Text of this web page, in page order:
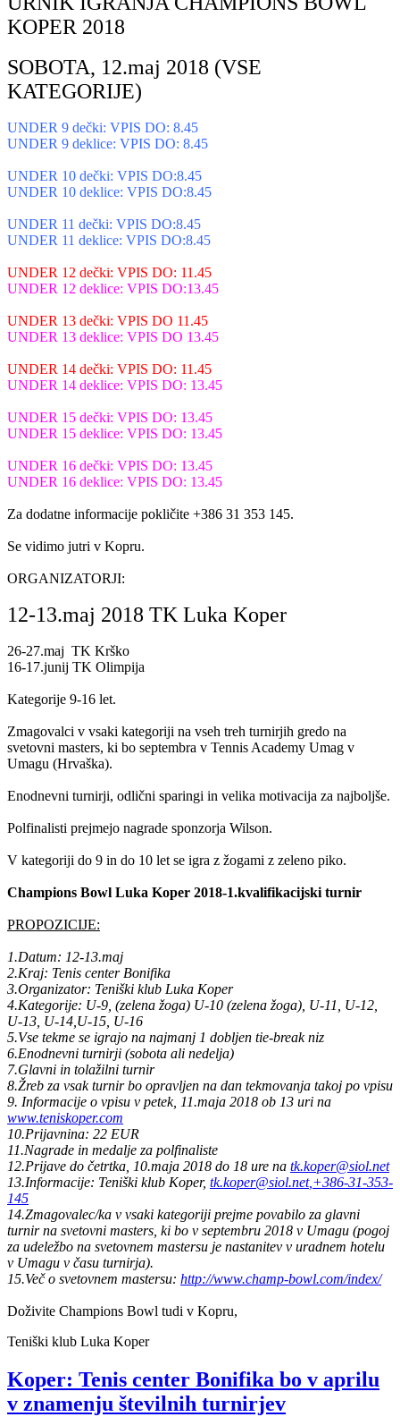
KOPER 2018
SOBOTA, 12.maj 2018 (VSE
KATEGORIJE)
UNDER 9 dečki: VPIS DO: 8.45
UNDER 9 deklice: VPIS DO: 8.45
UNDER 10 dečki: VPIS DO:8.45
UNDER 10 deklice: VPIS DO:8.45
UNDER 11 dečki: VPIS DO:8.45
UNDER 11 deklice: VPIS DO:8.45
UNDER 12 dečki: VPIS DO: 11.45
UNDER 12 deklice: VPIS DO:13.45
UNDER 13 dečki: VPIS DO 11.45
UNDER 13 deklice: VPIS DO 13.45
UNDER 14 dečki: VPIS DO: 11.45
UNDER 14 deklice: VPIS DO: 13.45
UNDER 15 dečki: VPIS DO: 13.45
UNDER 15 deklice: VPIS DO: 13.45
UNDER 16 dečki: VPIS DO: 13.45
UNDER 16 deklice: VPIS DO: 13.45
Za dodatne informacije pokličite +386 31 353 145.
Se vidimo jutri v Kopru.
ORGANIZATORJI:
12-13.maj 2018 TK Luka Koper
26-27.maj TK Krško
16-17.junij TK Olimpija
Kategorije 9-16 let.
Zmagovalci v vsaki kategoriji na vseh treh turnirjih gredo na
svetovni masters, ki bo septembra v Tennis Academy Umag v
Umagu (Hrvaška).
Enodnevni turnirji, odlični sparingi in velika motivacija za najboljše.
Polfinalisti prejmejo nagrade sponzorja Wilson.
V kategoriji do 9 in do 10 let se igra z žogami z zeleno piko.
Champions Bowl Luka Koper 2018-1.kvalifikacijski turnir
PROPOZICIJE:
1.Datum: 12-13.maj
2.Kraj: Tenis center Bonifika
3.Organizator: Teniški klub Luka Koper
4.Kategorije: U-9, (zelena žoga) U-10 (zelena žoga), U-11, U-12,
U-13, U-14,U-15, U-16
5.Vse tekme se igrajo na najmanj 1 dobljen tie-break niz
6.Enodnevni turnirji (sobota ali nedelja)
7.Glavni in tolažilni turnir
8.Žreb za vsak turnir bo opravljen na dan tekmovanja takoj po vpisu
9. Informacije o vpisu v petek, 11.maja 2018 ob 13 uri na
www.teniskoper.com
10.Prijavnina: 22 EUR
11.Nagrade in medalje za polfinaliste
12.Prijave do četrtka, 10.maja 2018 do 18 ure na tk.koper@siol.net
13.Informacije: Teniški klub Koper, tk.koper@siol.net,+386-31-353-
145
14.Zmagovalec/ka v vsaki kategoriji prejme povabilo za glavni
turnir na svetovni masters, ki bo v septembru 2018 v Umagu (pogoj
za udeležbo na svetovnem mastersu je nastanitev v uradnem hotelu
v Umagu v času turnirja).
15.Več o svetovnem mastersu: http://www.champ-bowl.com/index/
Doživite Champions Bowl tudi v Kopru,
Teniški klub Luka Koper
Koper: Tenis center Bonifika bo v aprilu
v znamenju številnih turnirjev